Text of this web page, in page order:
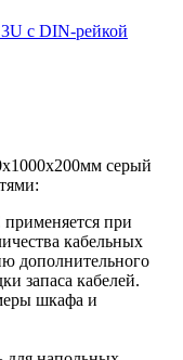
с DIN-рейкой
серый
при
кабельных
дополнительного
запаса кабелей.
шкафа и